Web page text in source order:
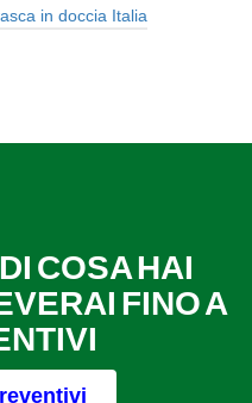
in doccia Italia
COSA HAI
FINO A